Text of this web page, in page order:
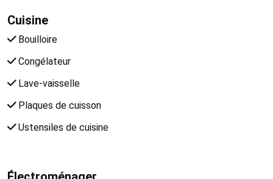
Cuisine
Bouilloire
Congélateur
Lave-vaisselle
Plaques de cuisson
Ustensiles de cuisine